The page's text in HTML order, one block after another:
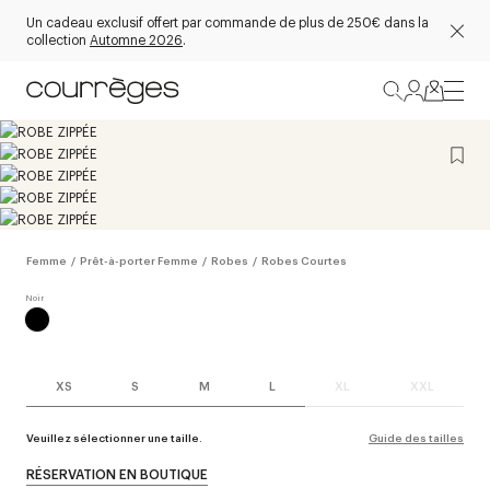
Un cadeau exclusif offert par commande de plus de 250€ dans la
collection Automne 2026.
Femme / Prêt-à-porter Femme / Robes / Robes Courtes
XS S M L XL XXL
Veuillez sélectionner une taille. Guide des tailles
RÉSERVATION EN BOUTIQUE